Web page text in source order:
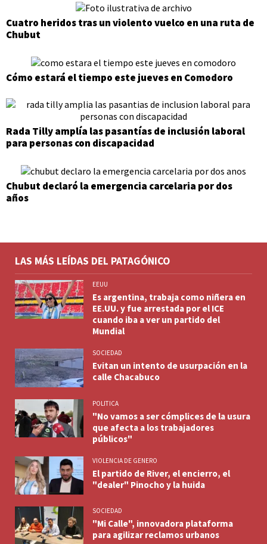
Cuatro heridos tras un violento vuelco en una ruta de
Chubut
Cómo estará el tiempo este jueves en Comodoro
Rada Tilly amplía las pasantías de inclusión laboral
para personas con discapacidad
Chubut declaró la emergencia carcelaria por dos
años
LAS MÁS LEÍDAS DEL PATAGÓNICO
EEUU
Es argentina, trabaja como niñera en
EE.UU. y fue arrestada por el ICE
cuando iba a ver un partido del
Mundial
SOCIEDAD
Evitan un intento de usurpación en la
calle Chacabuco
POLITICA
"No vamos a ser cómplices de la usura
que afecta a los trabajadores
públicos"
VIOLENCIA DE GENERO
El partido de River, el encierro, el
"dealer" Pinocho y la huida
SOCIEDAD
"Mi Calle", innovadora plataforma
para agilizar reclamos urbanos